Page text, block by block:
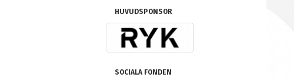
HUVUDSPONSOR
SOCIALA FONDEN